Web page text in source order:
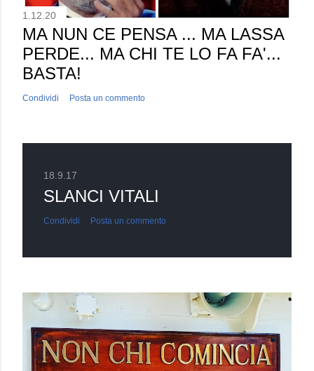
1.12.20
MA NUN CE PENSA ... MA LASSA
PERDE... MA CHI TE LO FA FA'...
BASTA!
Condividi Posta un commento
18.9.17
SLANCI VITALI
Condividi Posta un commento